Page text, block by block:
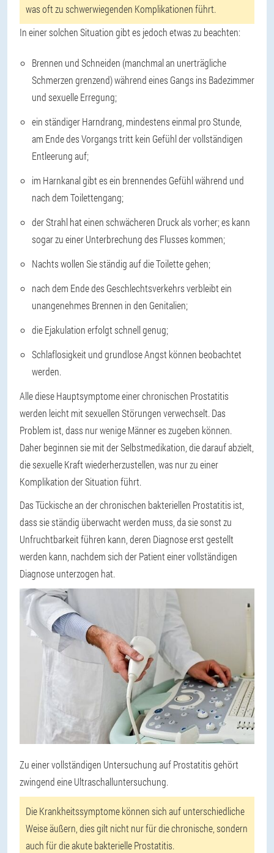
was oft zu schwerwiegenden Komplikationen führt.
In einer solchen Situation gibt es jedoch etwas zu beachten:
Brennen und Schneiden (manchmal an unerträgliche
Schmerzen grenzend) während eines Gangs ins Badezimmer
und sexuelle Erregung;
ein ständiger Harndrang, mindestens einmal pro Stunde,
am Ende des Vorgangs tritt kein Gefühl der vollständigen
Entleerung auf;
im Harnkanal gibt es ein brennendes Gefühl während und
nach dem Toilettengang;
der Strahl hat einen schwächeren Druck als vorher; es kann
sogar zu einer Unterbrechung des Flusses kommen;
Nachts wollen Sie ständig auf die Toilette gehen;
nach dem Ende des Geschlechtsverkehrs verbleibt ein
unangenehmes Brennen in den Genitalien;
die Ejakulation erfolgt schnell genug;
Schlaflosigkeit und grundlose Angst können beobachtet
werden.
Alle diese Hauptsymptome einer chronischen Prostatitis
werden leicht mit sexuellen Störungen verwechselt. Das
Problem ist, dass nur wenige Männer es zugeben können.
Daher beginnen sie mit der Selbstmedikation, die darauf abzielt,
die sexuelle Kraft wiederherzustellen, was nur zu einer
Komplikation der Situation führt.
Das Tückische an der chronischen bakteriellen Prostatitis ist,
dass sie ständig überwacht werden muss, da sie sonst zu
Unfruchtbarkeit führen kann, deren Diagnose erst gestellt
werden kann, nachdem sich der Patient einer vollständigen
Diagnose unterzogen hat.
Zu einer vollständigen Untersuchung auf Prostatitis gehört
zwingend eine Ultraschalluntersuchung.
Die Krankheitssymptome können sich auf unterschiedliche
Weise äußern, dies gilt nicht nur für die chronische, sondern
auch für die akute bakterielle Prostatitis.